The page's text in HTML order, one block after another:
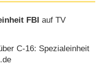
FBI auf TV
C-16: Spezialeinheit